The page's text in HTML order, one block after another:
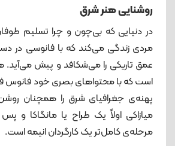
روشنایی هنر شرق
در دنیایی که بی‌چون و چرا تسلیم
مردی ‌زندگی می‌کند که با فانوسی در
عمق تاریکی را می‌شکافد و پیش می‌آید.‌
است که با محتواهای بصری خود فانوس
پهنه‌ی جغرافیای شرق را همچنان
میازاکی اولاً یک طراح یا مانگاکا و پس
مرحله‌ی کامل‌تر یک کارگردان انیمه است.